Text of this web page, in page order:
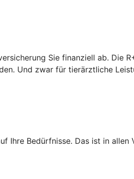
Sie finanziell ab. Die
Und zwar für tierärztliche
Ihre Bedürfnisse. Das ist in allen